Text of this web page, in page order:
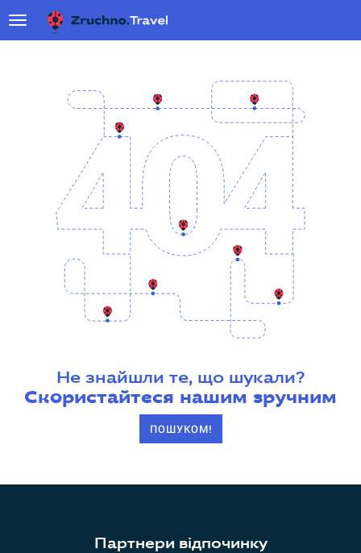
Не знайшли те, що шукали?
Скористайтеся нашим зручним
ПОШУКОМ!
Партнери відпочинку